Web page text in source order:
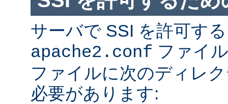
サーバで SSI を許可す
apache2.conf ファイ
ファイルに次のディレ
必要があります: